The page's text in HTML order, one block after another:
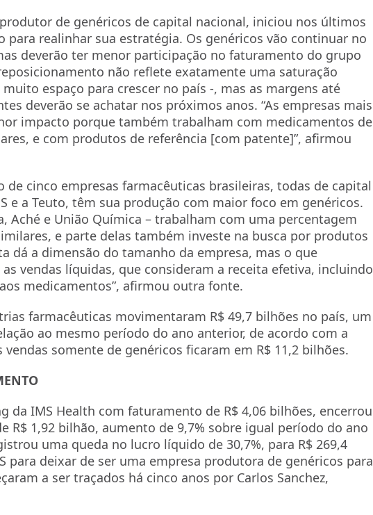
de genéricos de capital nacional, iniciou nos últimos
para realinhar sua estratégia. Os genéricos vão continuar no
deverão ter menor participação no faturamento do grupo
não reflete exatamente uma saturação
espaço para crescer no país -, mas as margens até
deverão se achatar nos próximos anos. “As empresas mais
impacto porque também trabalham com medicamentos de
e com produtos de referência [com patente]”, afirmou
de cinco empresas farmacêuticas brasileiras, todas de capital
e a Teuto, têm sua produção com maior foco em genéricos.
Aché e União Química – trabalham com uma percentagem
e parte delas também investe na busca por produtos
dá a dimensão do tamanho da empresa, mas o que
vendas líquidas, que consideram a receita efetiva, incluindo
medicamentos”, afirmou outra fonte.
farmacêuticas movimentaram R$ 49,7 bilhões no país, um
ao mesmo período do ano anterior, de acordo com a
somente de genéricos ficaram em R$ 11,2 bilhões.
da IMS Health com faturamento de R$ 4,06 bilhões, encerrou
R$ 1,92 bilhão, aumento de 9,7% sobre igual período do ano
uma queda no lucro líquido de 30,7%, para R$ 269,4
para deixar de ser uma empresa produtora de genéricos para
a ser traçados há cinco anos por Carlos Sanchez,